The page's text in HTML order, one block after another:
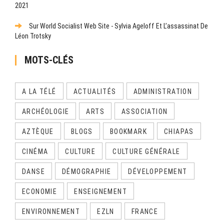
2021
Sur World Socialist Web Site - Sylvia Ageloff Et L’assassinat De
Léon Trotsky
MOTS-CLÉS
A LA TÉLÉ ACTUALITÉS ADMINISTRATION
ARCHÉOLOGIE ARTS ASSOCIATION
AZTÈQUE BLOGS BOOKMARK CHIAPAS
CINÉMA CULTURE CULTURE GÉNÉRALE
DANSE DÉMOGRAPHIE DÉVELOPPEMENT
ECONOMIE ENSEIGNEMENT
ENVIRONNEMENT EZLN FRANCE